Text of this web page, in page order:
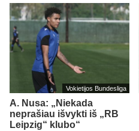
Vokietijos Bundesliga
A. Nusa: „Niekada
neprašiau išvykti iš „RB
Leipzig“ klubo“